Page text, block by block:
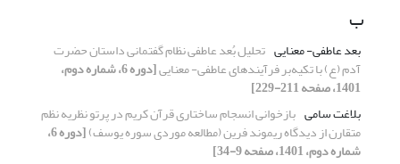
ب
بعد عاطفی- معنایی تحلیل بُعد عاطفی نظام گفتمانی داستان حضرت
آدم (ع) با تکیه‌بر فرآیندهای عاطفی- معنایی [دوره 6، شماره دوم،
1401، صفحه 211-229]
بلاغت سامی بازخوانی انسجام ساختاری قرآن کریم در پرتو نظریه نظم
متقارن از دیدگاه ریموند فرین (مطالعه موردی سوره یوسف) [دوره 6،
شماره دوم، 1401، صفحه 9-34]